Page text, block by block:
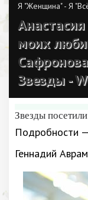
Я "Женщина" - Я
моих
Звезды -
Звезды
Подробности
Геннадий